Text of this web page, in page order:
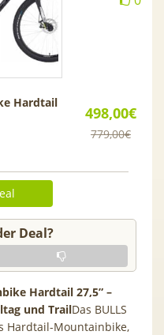
498,00€
779,00€
Hardtail
Deal?
Hardtail 27,5” –
und TrailDas BULLS
Hardtail-Mountainbike,